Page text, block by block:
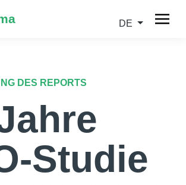
DE
DES REPORTS
Studie